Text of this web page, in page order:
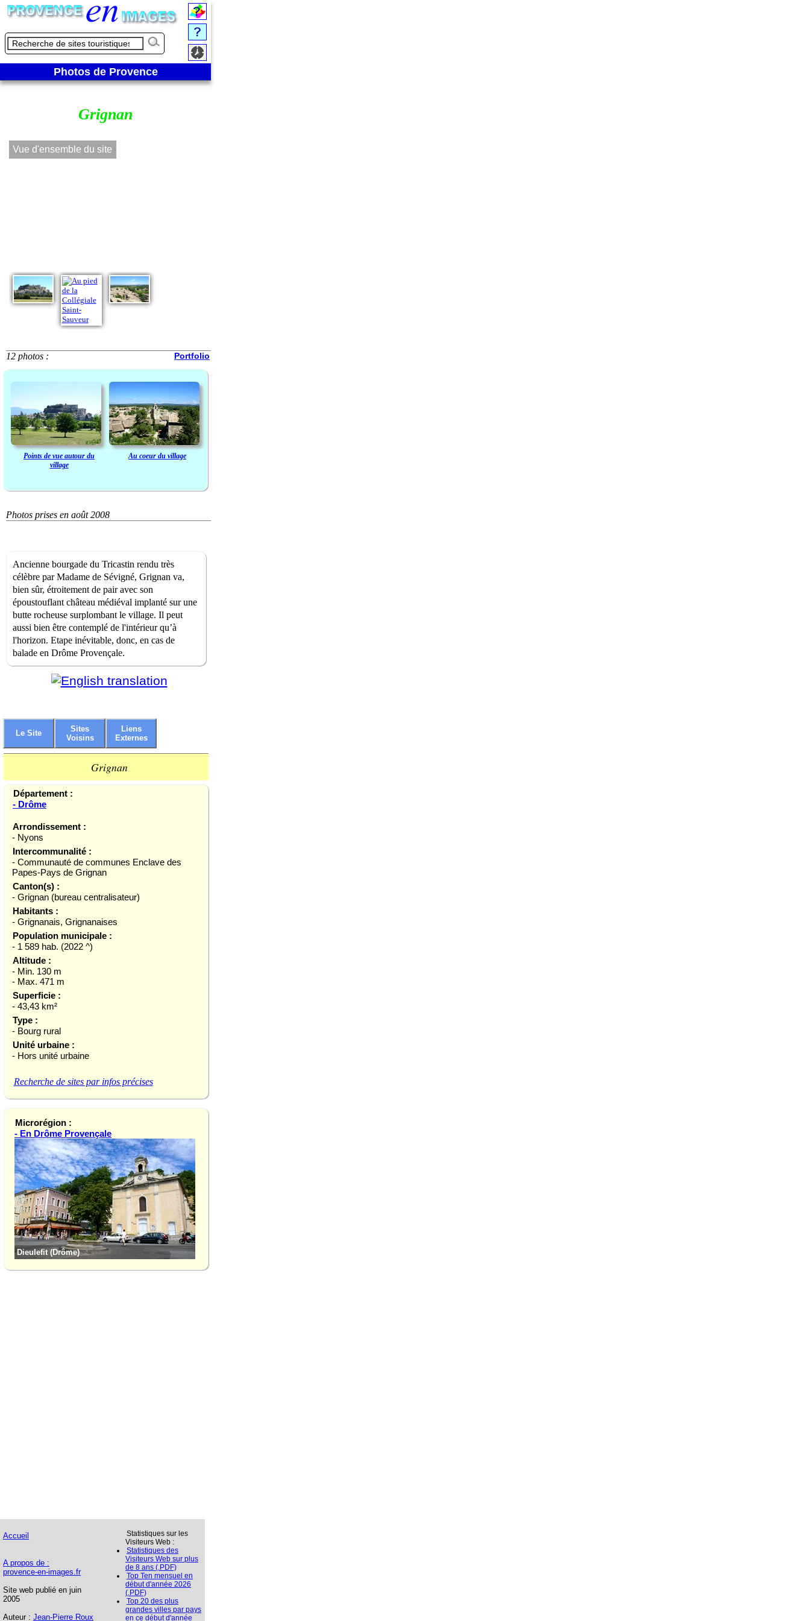
Photos de Provence
Grignan
Vue d'ensemble du site
12 photos : Portfolio
Points de vue autour du
village
Au coeur du village
Photos prises en août 2008
Ancienne bourgade du Tricastin rendu très
célèbre par Madame de Sévigné, Grignan va,
bien sûr, étroitement de pair avec son
époustouflant château médiéval implanté sur une
butte rocheuse surplombant le village. Il peut
aussi bien être contemplé de l'intérieur qu’à
l'horizon. Etape inévitable, donc, en cas de
balade en Drôme Provençale.
Le Site
Sites
Voisins
Liens
Externes
Grignan
Département :
- Drôme
Arrondissement :
- Nyons
Intercommunalité :
- Communauté de communes Enclave des
Papes-Pays de Grignan
Canton(s) :
- Grignan (bureau centralisateur)
Habitants :
- Grignanais, Grignanaises
Population municipale :
- 1 589 hab. (2022 ^)
Altitude :
- Min. 130 m
- Max. 471 m
Superficie :
- 43,43 km²
Type :
- Bourg rural
Unité urbaine :
- Hors unité urbaine
Recherche de sites par infos précises
Microrégion :
- En Drôme Provençale
Dieulefit (Drôme)
Accueil
A propos de :
provence-en-images.fr
Site web publié en juin
2005
Auteur : Jean-Pierre Roux
Statistiques sur les
Visiteurs Web :
Statistiques des
Visiteurs Web sur plus
de 8 ans (.PDF)
Top Ten mensuel en
début d'année 2026
(.PDF)
Top 20 des plus
grandes villes par pays
en ce début d'année